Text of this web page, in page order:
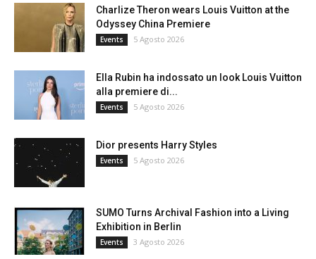
Charlize Theron wears Louis Vuitton at the
Odyssey China Premiere
Events 5 Agosto 2026
Ella Rubin ha indossato un look Louis Vuitton
alla premiere di...
Events 5 Agosto 2026
Dior presents Harry Styles
Events 5 Agosto 2026
SUMO Turns Archival Fashion into a Living
Exhibition in Berlin
Events 3 Agosto 2026